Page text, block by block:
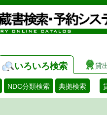
いろいろ検索 貸
NDC分類検索 典拠検索